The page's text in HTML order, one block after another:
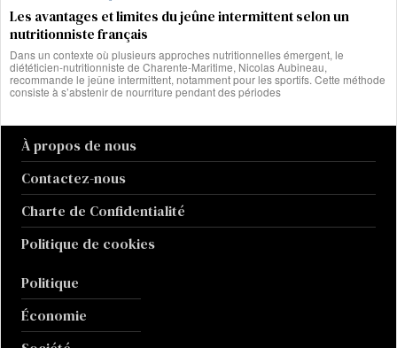
Les avantages et limites du jeûne intermittent selon un
nutritionniste français
Dans un contexte où plusieurs approches nutritionnelles émergent, le
diététicien-nutritionniste de Charente-Maritime, Nicolas Aubineau,
recommande le jeûne intermittent, notamment pour les sportifs. Cette méthode
consiste à s’abstenir de nourriture pendant des périodes
À propos de nous
Contactez-nous
Charte de Confidentialité
Politique de cookies
Politique
Économie